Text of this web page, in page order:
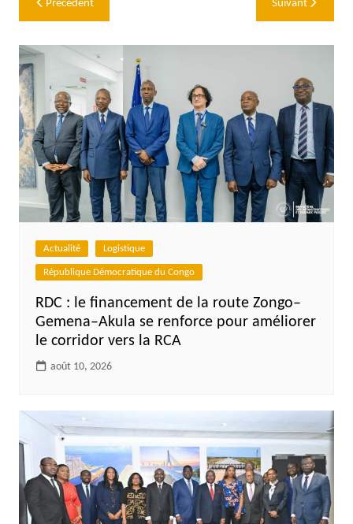
de
l’article
Précédent Suivant
Actualité Logistique
République Démocratique du Congo
RDC : le financement de la route Zongo–
Gemena–Akula se renforce pour améliorer
le corridor vers la RCA
août 10, 2026